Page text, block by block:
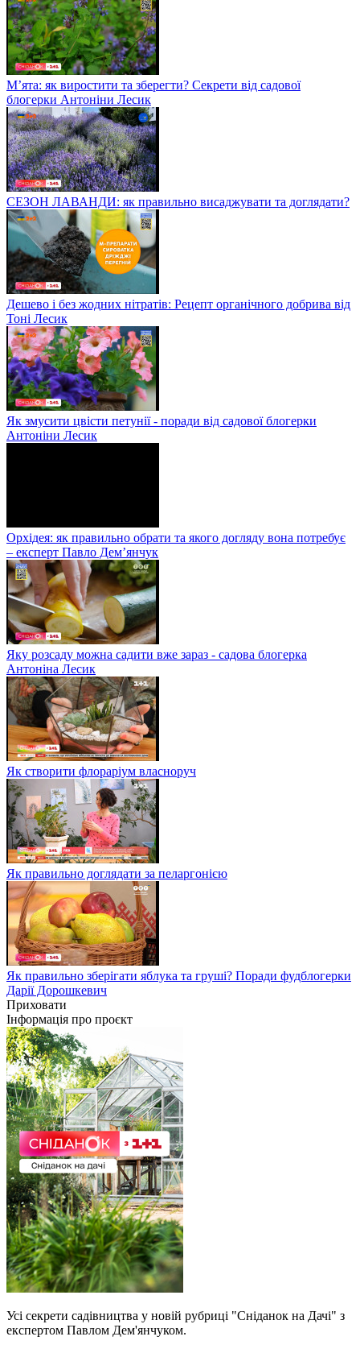
М’ята: як виростити та зберегти? Секрети від садової
блогерки Антоніни Лесик
СЕЗОН ЛАВАНДИ: як правильно висаджувати та доглядати?
Дешево і без жодних нітратів: Рецепт органічного добрива від
Тоні Лесик
Як змусити цвісти петунії - поради від садової блогерки
Антоніни Лесик
Орхідея: як правильно обрати та якого догляду вона потребує
– експерт Павло Дем’янчук
Яку розсаду можна садити вже зараз - садова блогерка
Антоніна Лесик
Як створити флораріум власноруч
Як правильно доглядати за пеларгонією
Як правильно зберігати яблука та груші? Поради фудблогерки
Дарії Дорошкевич
Приховати
Інформація про проєкт
Усі секрети садівництва у новій рубриці "Сніданок на Дачі" з
експертом Павлом Дем'янчуком.